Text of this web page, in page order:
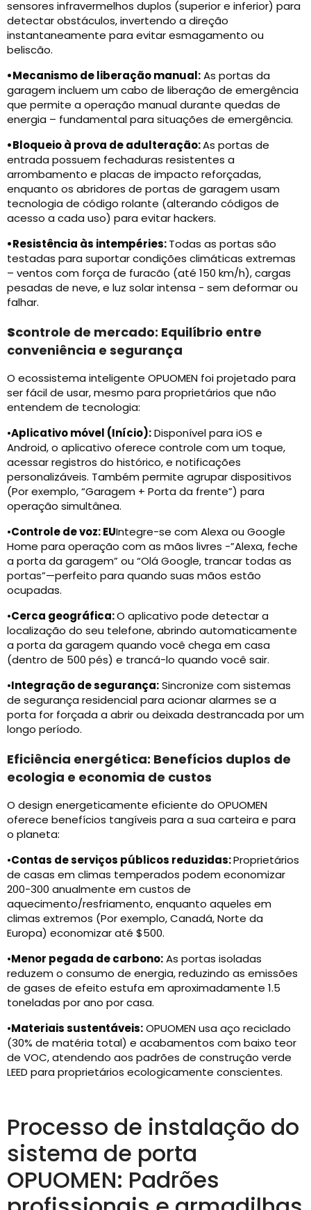
sensores infravermelhos duplos (superior e inferior) para
detectar obstáculos, invertendo a direção
instantaneamente para evitar esmagamento ou
beliscão.
•Mecanismo de liberação manual:As portas da
garagem incluem um cabo de liberação de emergência
que permite a operação manual durante quedas de
energia – fundamental para situações de emergência.
•Bloqueio à prova de adulteração:As portas de
entrada possuem fechaduras resistentes a
arrombamento e placas de impacto reforçadas,
enquanto os abridores de portas de garagem usam
tecnologia de código rolante (alterando códigos de
acesso a cada uso) para evitar hackers.
•Resistência às intempéries:Todas as portas são
testadas para suportar condições climáticas extremas
– ventos com força de furacão (até 150 km/h), cargas
pesadas de neve, e luz solar intensa - sem deformar ou
falhar.
Scontrole de mercado: Equilíbrio entre
conveniência e segurança
O ecossistema inteligente OPUOMEN foi projetado para
ser fácil de usar, mesmo para proprietários que não
entendem de tecnologia:
•Aplicativo móvel (Início):Disponível para iOS e
Android, o aplicativo oferece controle com um toque,
acessar registros do histórico, e notificações
personalizáveis. Também permite agrupar dispositivos
(Por exemplo, “Garagem + Porta da frente”) para
operação simultânea.
•Controle de voz: EUIntegre-se com Alexa ou Google
Home para operação com as mãos livres -”Alexa, feche
a porta da garagem” ou “Olá Google, trancar todas as
portas”—perfeito para quando suas mãos estão
ocupadas.
•Cerca geográfica:O aplicativo pode detectar a
localização do seu telefone, abrindo automaticamente
a porta da garagem quando você chega em casa
(dentro de 500 pés) e trancá-lo quando você sair.
•Integração de segurança:Sincronize com sistemas
de segurança residencial para acionar alarmes se a
porta for forçada a abrir ou deixada destrancada por um
longo período.
Eficiência energética: Benefícios duplos de
ecologia e economia de custos
O design energeticamente eficiente do OPUOMEN
oferece benefícios tangíveis para a sua carteira e para
o planeta:
•Contas de serviços públicos reduzidas:Proprietários
de casas em climas temperados podem economizar
200-300 anualmente em custos de
aquecimento/resfriamento, enquanto aqueles em
climas extremos (Por exemplo, Canadá, Norte da
Europa) economizar até $500.
•Menor pegada de carbono:As portas isoladas
reduzem o consumo de energia, reduzindo as emissões
de gases de efeito estufa em aproximadamente 1.5
toneladas por ano por casa.
•Materiais sustentáveis:OPUOMEN usa aço reciclado
(30% de matéria total) e acabamentos com baixo teor
de VOC, atendendo aos padrões de construção verde
LEED para proprietários ecologicamente conscientes.
Processo de instalação do
sistema de porta
OPUOMEN: Padrões